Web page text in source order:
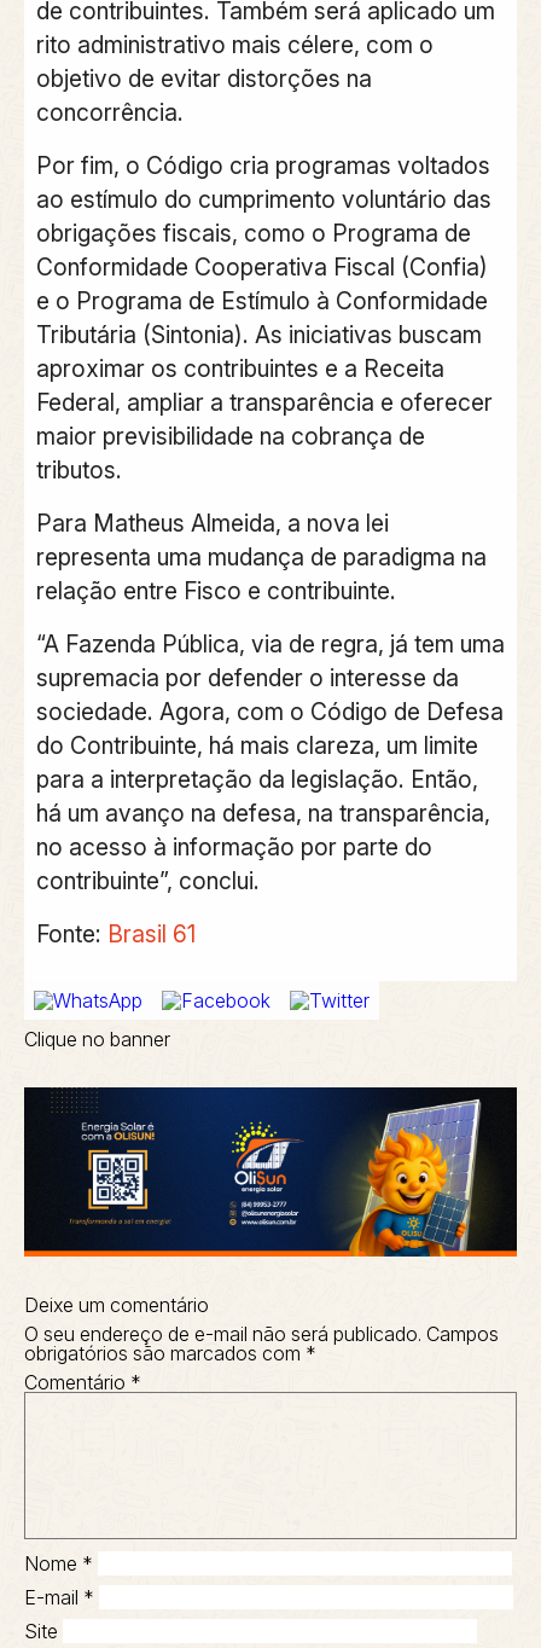
de contribuintes. Também será aplicado um
rito administrativo mais célere, com o
objetivo de evitar distorções na
concorrência.
Por fim, o Código cria programas voltados
ao estímulo do cumprimento voluntário das
obrigações fiscais, como o Programa de
Conformidade Cooperativa Fiscal (Confia)
e o Programa de Estímulo à Conformidade
Tributária (Sintonia). As iniciativas buscam
aproximar os contribuintes e a Receita
Federal, ampliar a transparência e oferecer
maior previsibilidade na cobrança de
tributos.
Para Matheus Almeida, a nova lei
representa uma mudança de paradigma na
relação entre Fisco e contribuinte.
“A Fazenda Pública, via de regra, já tem uma
supremacia por defender o interesse da
sociedade. Agora, com o Código de Defesa
do Contribuinte, há mais clareza, um limite
para a interpretação da legislação. Então,
há um avanço na defesa, na transparência,
no acesso à informação por parte do
contribuinte”, conclui.
Fonte: Brasil 61
Clique no banner
Deixe um comentário
O seu endereço de e-mail não será publicado. Campos
obrigatórios são marcados com *
Comentário *
Nome *
E-mail *
Site